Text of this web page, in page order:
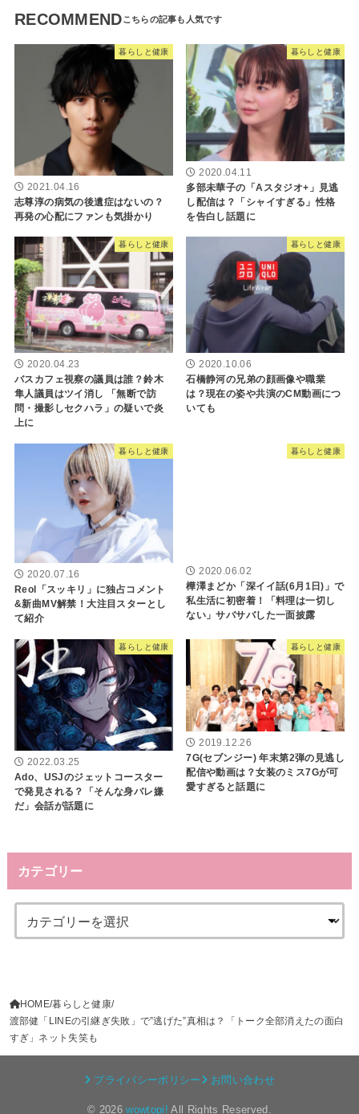
RECOMMEND
暮らしと健康
2021.04.16
志尊淳の病気の後遺症はないの？
再発の心配にファンも気掛かり
暮らしと健康
2020.04.11
多部未華子の「Aスタジオ+」見逃
し配信は？「シャイすぎる」性格
を告白し話題に
暮らしと健康
2020.04.23
バスカフェ視察の議員は誰？鈴木
隼人議員はツイ消し 「無断で訪
問・撮影しセクハラ」の疑いで炎
上に
暮らしと健康
2020.10.06
石橋静河の兄弟の顔画像や職業
は？現在の姿や共演のCM動画につ
いても
暮らしと健康
2020.07.16
Reol「スッキリ」に独占コメント
&新曲MV解禁！大注目スターとし
て紹介
暮らしと健康
2020.06.02
樺澤まどか「深イイ話(6月1日)」で
私生活に初密着！「料理は一切し
ない」サバサバした一面披露
暮らしと健康
2022.03.25
Ado、USJのジェットコースター
で発見される？「そんな身バレ嫌
だ」会話が話題に
暮らしと健康
2019.12.26
7G(セブンジー) 年末第2弾の見逃し
配信や動画は？女装のミス7Gが可
愛すぎると話題に
カテゴリー
HOME 暮らしと健康
渡部健「LINEの引継ぎ失敗」で”逃げた”真相は？「トーク全部消えたの面白
すぎ」ネット失笑も
プライバシーポリシー お問い合わせ
© 2026wowtopi! All Rights Reserved.